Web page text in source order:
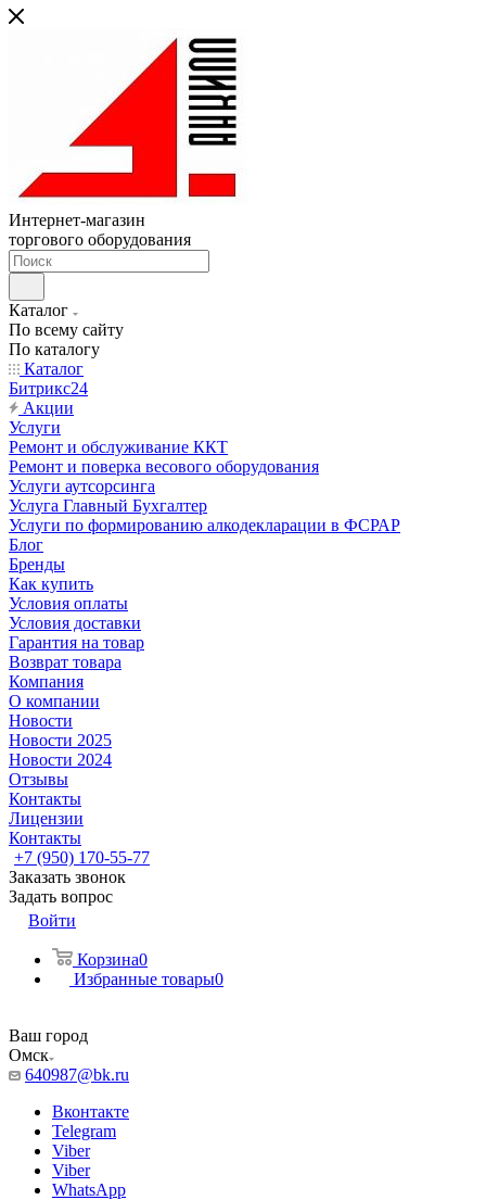
Интернет-магазин
торгового оборудования
Каталог
По всему сайту
По каталогу
Каталог
Битрикс24
Акции
Услуги
Ремонт и обслуживание ККТ
Ремонт и поверка весового оборудования
Услуги аутсорсинга
Услуга Главный Бухгалтер
Услуги по формированию алкодекларации в ФСРАР
Блог
Бренды
Как купить
Условия оплаты
Условия доставки
Гарантия на товар
Возврат товара
Компания
О компании
Новости
Новости 2025
Новости 2024
Отзывы
Контакты
Лицензии
Контакты
+7 (950) 170-55-77
Заказать звонок
Задать вопрос
Войти
Корзина0
Избранные товары0
Ваш город
Омск
640987@bk.ru
Вконтакте
Telegram
Viber
Viber
WhatsApp